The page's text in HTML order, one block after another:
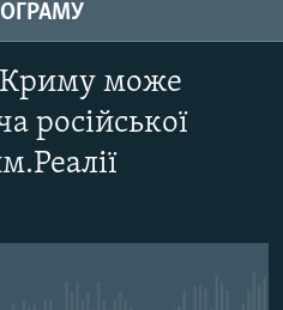
Криму може
російської